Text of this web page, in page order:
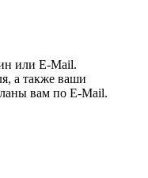
или E-Mail.
а также ваши
вам по E-Mail.